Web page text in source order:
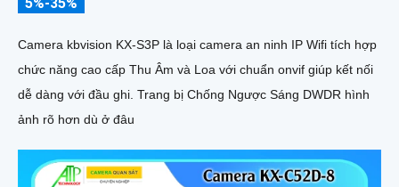
Camera kbvision KX-S3P là loại camera an ninh IP Wifi tích hợp
chức năng cao cấp Thu Âm và Loa với chuẩn onvif giúp kết nối
dễ dàng với đầu ghi. Trang bị Chống Ngược Sáng DWDR hình
ảnh rõ hơn dù ở đâu